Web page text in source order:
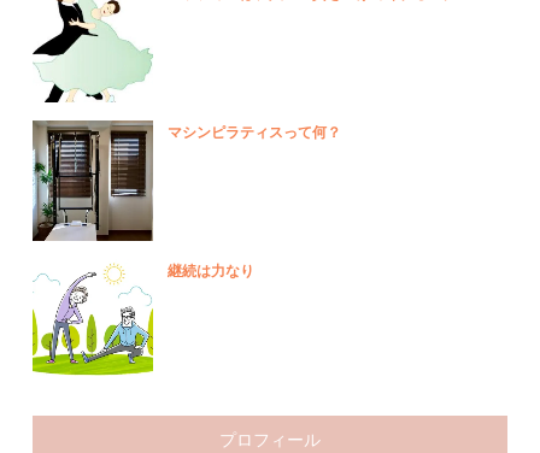
マシンピラティスって何？
継続は力なり
プロフィール